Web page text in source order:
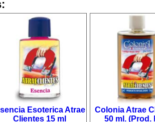
Esoterica Atrae
Clientes 15 ml
Colonia Atrae
50 ml. (Prod.